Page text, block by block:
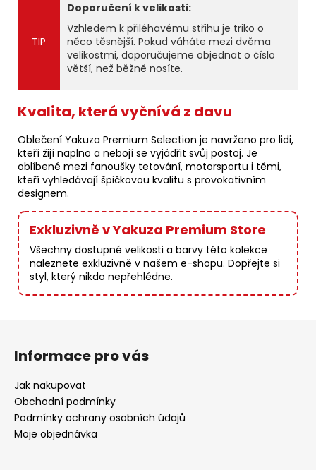
TIP
Doporučení k velikosti:
Vzhledem k přiléhavému střihu je triko o
něco těsnější. Pokud váháte mezi dvěma
velikostmi, doporučujeme objednat o číslo
větší, než běžně nosíte.
Kvalita, která vyčnívá z davu
Oblečení Yakuza Premium Selection je navrženo pro lidi,
kteří žijí naplno a nebojí se vyjádřit svůj postoj. Je
oblíbené mezi fanoušky tetování, motorsportu i těmi,
kteří vyhledávají špičkovou kvalitu s provokativním
designem.
Exkluzivně v Yakuza Premium Store
Všechny dostupné velikosti a barvy této kolekce
naleznete exkluzivně v našem e-shopu. Dopřejte si
styl, který nikdo nepřehlédne.
Informace pro vás
Jak nakupovat
Obchodní podmínky
Podmínky ochrany osobních údajů
Moje objednávka